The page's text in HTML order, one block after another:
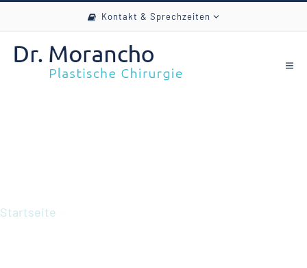
Kontakt & Sprechzeiten
Finanzierung
Startseite